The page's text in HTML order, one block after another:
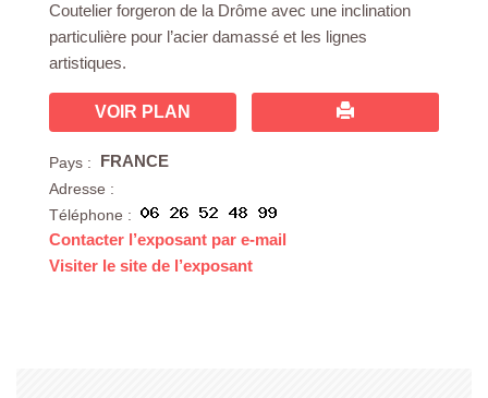
Coutelier forgeron de la Drôme avec une inclination
particulière pour l’acier damassé et les lignes
artistiques.
VOIR PLAN
Pays : FRANCE
Adresse :
Téléphone :
Contacter l’exposant par e-mail
Visiter le site de l’exposant